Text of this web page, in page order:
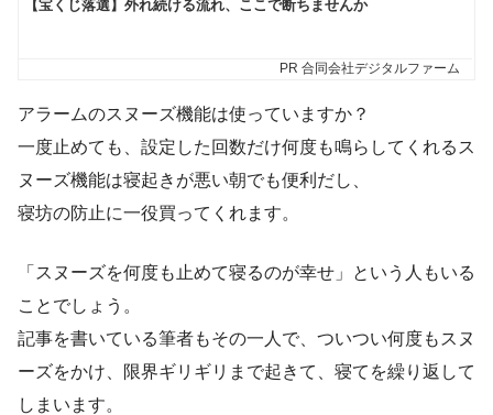
アラームのスヌーズ機能は使っていますか？
一度止めても、設定した回数だけ何度も鳴らしてくれるス
ヌーズ機能は寝起きが悪い朝でも便利だし、
寝坊の防止に一役買ってくれます。
「スヌーズを何度も止めて寝るのが幸せ」という人もいる
ことでしょう。
記事を書いている筆者もその一人で、ついつい何度もスヌ
ーズをかけ、限界ギリギリまで起きて、寝てを繰り返して
しまいます。